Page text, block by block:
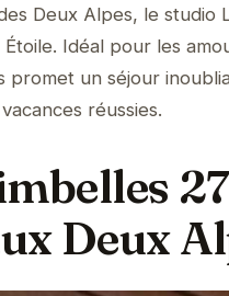
Deux Alpes, le studio
Idéal pour les
promet un séjour
réussies.
Deux